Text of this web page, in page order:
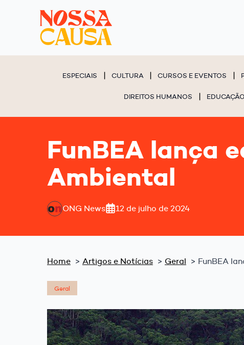
ESPECIAIS CULTURA CURSOS E EVENTOS
DIREITOS HUMANOS EDUCAÇÃO
FunBEA lança
Ambiental
ONG News 12 de julho de 2024
Home Artigos e Notícias Geral FunBEA
Geral